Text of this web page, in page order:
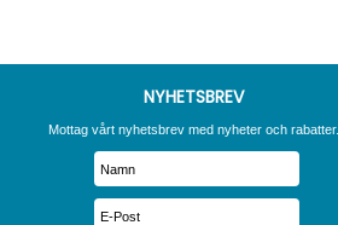
NYHETSBREV
Mottag vårt nyhetsbrev med nyheter och rabatter.